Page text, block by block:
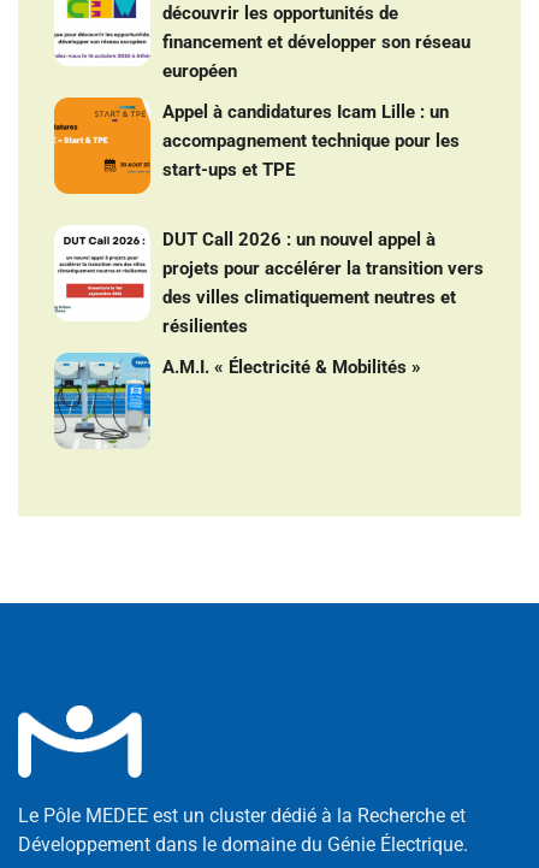
découvrir les opportunités de
financement et développer son réseau
européen
Appel à candidatures Icam Lille : un
accompagnement technique pour les
start-ups et TPE
DUT Call 2026 : un nouvel appel à
projets pour accélérer la transition vers
des villes climatiquement neutres et
résilientes
A.M.I. « Électricité & Mobilités »
Le Pôle MEDEE est un cluster dédié à la Recherche et
Développement dans le domaine du Génie Électrique.